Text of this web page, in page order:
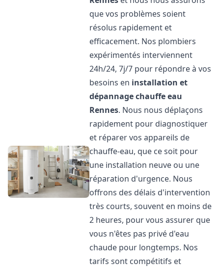
que vos problèmes soient
résolus rapidement et
efficacement. Nos plombiers
expérimentés interviennent
24h/24, 7j/7 pour répondre à vos
besoins en installation et
dépannage chauffe eau
Rennes. Nous nous déplaçons
rapidement pour diagnostiquer
et réparer vos appareils de
chauffe-eau, que ce soit pour
une installation neuve ou une
réparation d'urgence. Nous
offrons des délais d'intervention
très courts, souvent en moins de
2 heures, pour vous assurer que
vous n'êtes pas privé d'eau
chaude pour longtemps. Nos
tarifs sont compétitifs et